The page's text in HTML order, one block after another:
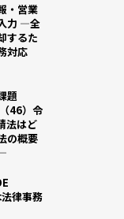
・営業
力 ―全
するた
対応
題
46）令
法はど
の概要
律事務